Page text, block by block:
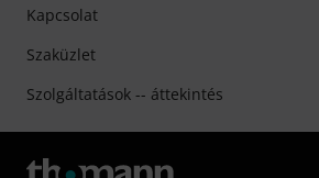
Kapcsolat
Szaküzlet
Szolgáltatások -- áttekintés